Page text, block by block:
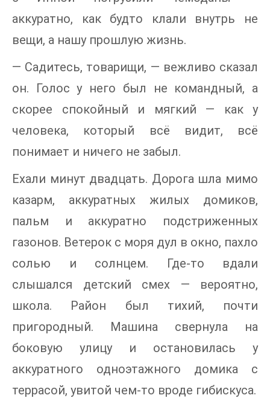
аккуратно, как будто клали внутрь не
вещи, а нашу прошлую жизнь.
— Садитесь, товарищи, — вежливо сказал
он. Голос у него был не командный, а
скорее спокойный и мягкий — как у
человека, который всё видит, всё
понимает и ничего не забыл.
Ехали минут двадцать. Дорога шла мимо
казарм, аккуратных жилых домиков,
пальм и аккуратно подстриженных
газонов. Ветерок с моря дул в окно, пахло
солью и солнцем. Где-то вдали
слышался детский смех — вероятно,
школа. Район был тихий, почти
пригородный. Машина свернула на
боковую улицу и остановилась у
аккуратного одноэтажного домика с
террасой, увитой чем-то вроде гибискуса.